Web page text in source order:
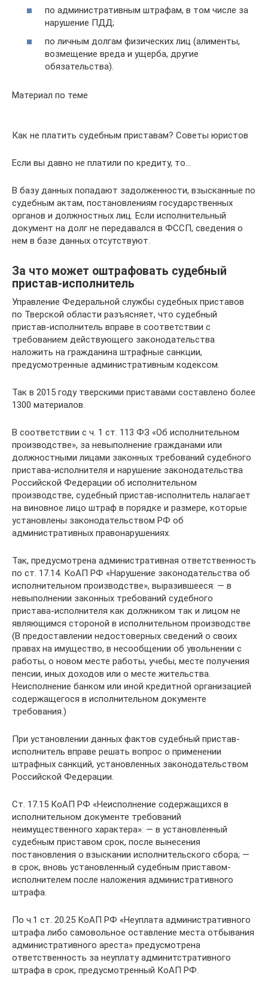
по административным штрафам, в том числе за
нарушение ПДД;
по личным долгам физических лиц (алименты,
возмещение вреда и ущерба, другие
обязательства).
Материал по теме
Как не платить судебным приставам? Советы юристов
Если вы давно не платили по кредиту, то…
В базу данных попадают задолженности, взысканные по
судебным актам, постановлениям государственных
органов и должностных лиц. Если исполнительный
документ на долг не передавался в ФССП, сведения о
нем в базе данных отсутствуют.
За что может оштрафовать судебный
пристав-исполнитель
Управление Федеральной службы судебных приставов
по Тверской области разъясняет, что судебный
пристав-исполнитель вправе в соответствии с
требованием действующего законодательства
наложить на гражданина штрафные санкции,
предусмотренные административным кодексом.
Так в 2015 году тверскими приставами составлено более
1300 материалов.
В соответствии с ч. 1 ст. 113 ФЗ «Об исполнительном
производстве», за невыполнение гражданами или
должностными лицами законных требований судебного
пристава-исполнителя и нарушение законодательства
Российской Федерации об исполнительном
производстве, судебный пристав-исполнитель налагает
на виновное лицо штраф в порядке и размере, которые
установлены законодательством РФ об
административных правонарушениях.
Так, предусмотрена административная ответственность
по ст. 17.14. КоАП РФ «Нарушение законодательства об
исполнительном производстве», выразившееся: — в
невыполнении законных требований судебного
пристава-исполнителя как должником так и лицом не
являющимся стороной в исполнительном производстве
(В предоставлении недостоверных сведений о своих
правах на имущество, в несообщении об увольнении с
работы, о новом месте работы, учебы, месте получения
пенсии, иных доходов или о месте жительства.
Неисполнение банком или иной кредитной организацией
содержащегося в исполнительном документе
требования.)
При установлении данных фактов судебный пристав-
исполнитель вправе решать вопрос о применении
штрафных санкций, установленных законодательством
Российской Федерации.
Ст. 17.15 КоАП РФ «Неисполнение содержащихся в
исполнительном документе требований
неимущественного характера»: — в установленный
судебным приставом срок, после вынесения
постановления о взыскании исполнительского сбора; —
в срок, вновь установленный судебным приставом-
исполнителем после наложения административного
штрафа.
По ч.1 ст. 20.25 КоАП РФ «Неуплата административного
штрафа либо самовольное оставление места отбывания
административного ареста» предусмотрена
ответственность за неуплату админитстративного
штрафа в срок, предусмотренный КоАП РФ.